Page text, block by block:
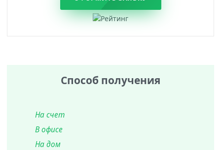
Способ получения
На счет
В офисе
На дом